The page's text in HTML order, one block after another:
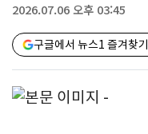
2026.07.06 오후 03:45
구글에서 뉴스1 즐겨찾기